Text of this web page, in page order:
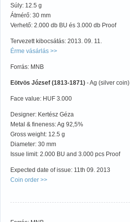
Súly: 12.5 g
Átmérő: 30 mm
Verhető: 2.000 db BU és 3.000 db Proof
Tervezett kibocsátás: 2013. 09. 11.
Érme vásárlás >>
Forrás: MNB
Eötvös József (1813-1871) - Ag (silver coin)
Face value: HUF 3.000
Designer: Kertész Géza
Metal & fineness: Ag 92,5%
Gross weight: 12.5 g
Diameter: 30 mm
Issue limit: 2.000 BU and 3.000 pcs Proof
Expected date of issue: 11th 09. 2013
Coin order >>